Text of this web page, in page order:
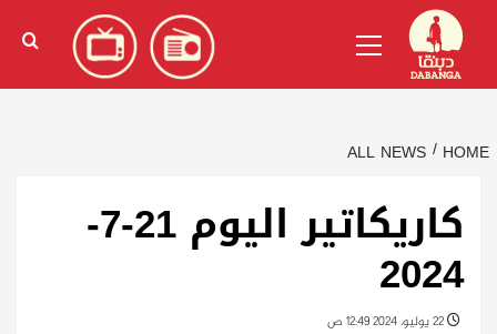
content
الإنجليزية)
Menu
HOME
ALL NEWS
كاريكاتير اليوم 21-7-
2024